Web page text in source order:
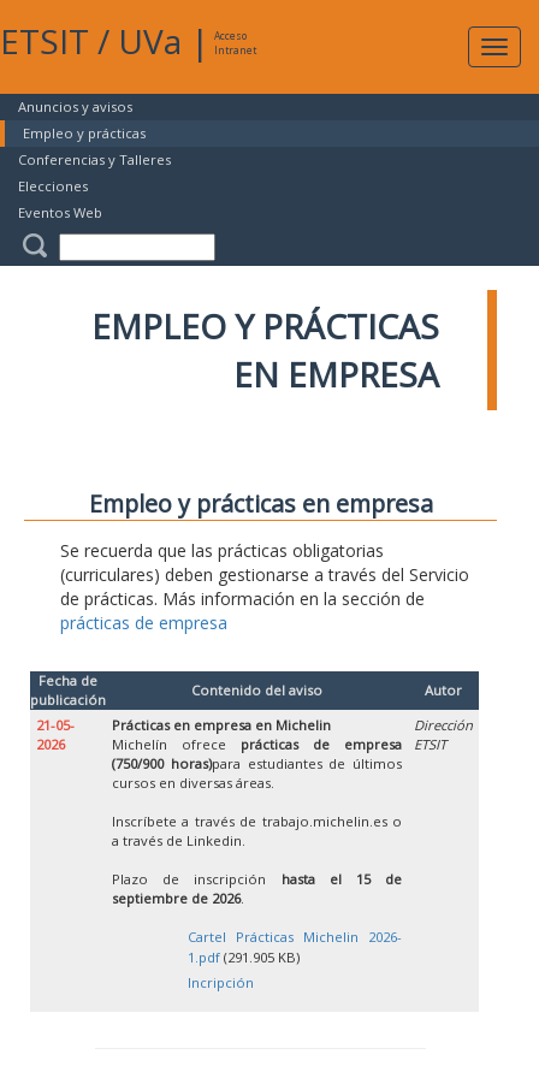
ETSIT / UVa |
Acceso
Intranet
Anuncios y avisos
Empleo y prácticas
Conferencias y Talleres
Elecciones
Eventos Web
EMPLEO Y PRÁCTICAS
EN EMPRESA
Empleo y prácticas en empresa
Se recuerda que las prácticas obligatorias
(curriculares) deben gestionarse a través del Servicio
de prácticas. Más información en la sección de
prácticas de empresa
Fecha de
publicación
Contenido del aviso
Autor
21-05-
2026
Prácticas en empresa en Michelin
Michelín ofrece prácticas de empresa
(750/900 horas)para estudiantes de últimos
cursos en diversas áreas.
Inscríbete a través de trabajo.michelin.es o
a través de Linkedin.
Plazo de inscripción hasta el 15 de
septiembre de 2026.
Cartel Prácticas Michelin 2026-
1.pdf (291.905 KB)
Incripción
Dirección
ETSIT